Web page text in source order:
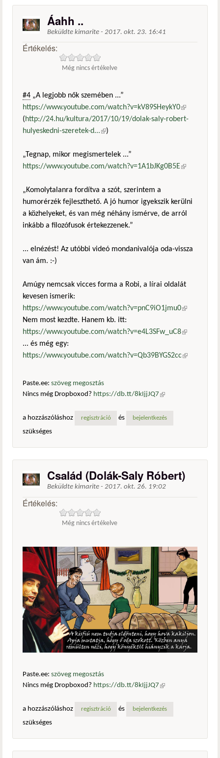
Áahh ..
Beküldte kimarite - 2017. okt. 23. 16:41
Értékelés:
Még nincs értékelve
#4 „A legjobb nők szemében ...”
https://www.youtube.com/watch?v=kV89SHeykY0(külső
hivatkozás)
(http://24.hu/kultura/2017/10/19/dolak-saly-robert-
hulyeskedni-szeretek-d...(külső hivatkozás)
)
„Tegnap, mikor megismertelek ...”
https://www.youtube.com/watch?v=1A1bJKg0B5E(külső
„Komolytalanra fordítva a szót, szerintem a
humorérzék fejleszthető. A jó humor igyekszik kerülni
a közhelyeket, és van még néhány ismérve, de arról
inkább a filozófusok értekezzenek.”
... elnézést! Az utóbbi videó mondanivalója oda-vissza
van ám. :-)
Amúgy nemcsak vicces forma a Robi, a lírai oldalát
kevesen ismerik:
https://www.youtube.com/watch?v=pnC9iO1jmu0(külső
Nem most kezdte. Hanem kb. itt:
https://www.youtube.com/watch?v=e4L3SFw_uC8(külső
... és még egy:
https://www.youtube.com/watch?v=Qb39BYGS2cc(külső
Paste.ee: szöveg megosztás
Nincs még Dropboxod? https://db.tt/8kIjjJQ7 (külső
a hozzászóláshoz
regisztráció és bejelentkezés
szükséges
Család (Dolák-Saly Róbert)
Beküldte kimarite - 2017. okt. 26. 19:02
Értékelés:
Még nincs értékelve
Paste.ee: szöveg megosztás
Nincs még Dropboxod? https://db.tt/8kIjjJQ7 (külső
a hozzászóláshoz
regisztráció és bejelentkezés
szükséges